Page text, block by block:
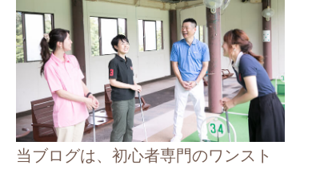
当ブログは、初心者専門のワンスト